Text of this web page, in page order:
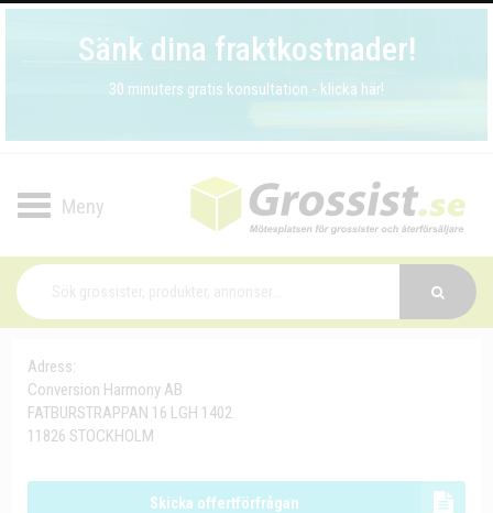
Sänk dina fraktkostnader!
30 minuters gratis konsultation - klicka här!
Toggle
Adress:
Conversion Harmony AB
FATBURSTRAPPAN 16 LGH 1402
11826 STOCKHOLM
Skicka offertförfrågan